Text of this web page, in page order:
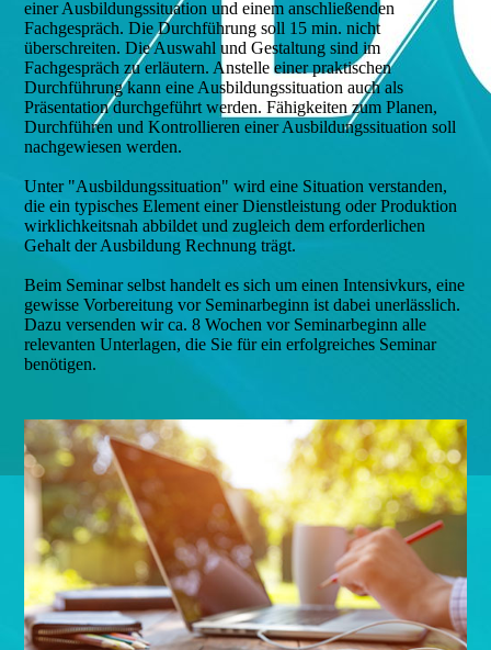
einer Ausbildungssituation und einem anschließenden
Fachgespräch. Die Durchführung soll 15 min. nicht
überschreiten. Die Auswahl und Gestaltung sind im
Fachgespräch zu erläutern. Anstelle einer praktischen
Durchführung kann eine Ausbildungssituation auch als
Präsentation durchgeführt werden. Fähigkeiten zum Planen,
Durchführen und Kontrollieren einer Ausbildungssituation soll
nachgewiesen werden.
Unter "Ausbildungssituation" wird eine Situation verstanden,
die ein typisches Element einer Dienstleistung oder Produktion
wirklichkeitsnah abbildet und zugleich dem erforderlichen
Gehalt der Ausbildung Rechnung trägt.
Beim Seminar selbst handelt es sich um einen Intensivkurs, eine
gewisse Vorbereitung vor Seminarbeginn ist dabei unerlässlich.
Dazu versenden wir ca. 8 Wochen vor Seminarbeginn alle
relevanten Unterlagen, die Sie für ein erfolgreiches Seminar
benötigen.